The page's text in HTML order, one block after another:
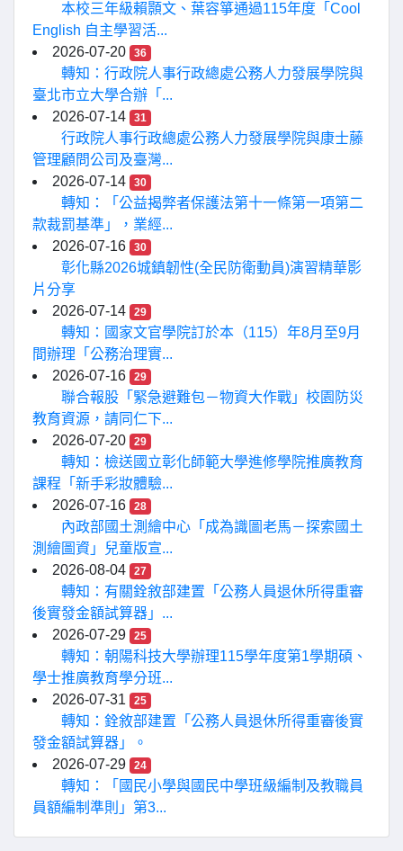
本校三年級賴顥文、葉容箏通過115年度「Cool
English 自主學習活...
2026-07-20
36
轉知：行政院人事行政總處公務人力發展學院與
臺北市立大學合辦「...
2026-07-14
31
行政院人事行政總處公務人力發展學院與康士藤
管理顧問公司及臺灣...
2026-07-14
30
轉知：「公益揭弊者保護法第十一條第一項第二
款裁罰基準」，業經...
2026-07-16
30
彰化縣2026城鎮韌性(全民防衛動員)演習精華影
片分享
2026-07-14
29
轉知：國家文官學院訂於本（115）年8月至9月
間辦理「公務治理實...
2026-07-16
29
聯合報股「緊急避難包－物資大作戰」校園防災
教育資源，請同仁下...
2026-07-20
29
轉知：檢送國立彰化師範大學進修學院推廣教育
課程「新手彩妝體驗...
2026-07-16
28
內政部國土測繪中心「成為識圖老馬－探索國土
測繪圖資」兒童版宣...
2026-08-04
27
轉知：有關銓敘部建置「公務人員退休所得重審
後實發金額試算器」...
2026-07-29
25
轉知：朝陽科技大學辦理115學年度第1學期碩、
學士推廣教育學分班...
2026-07-31
25
轉知：銓敘部建置「公務人員退休所得重審後實
發金額試算器」。
2026-07-29
24
轉知：「國民小學與國民中學班級編制及教職員
員額編制準則」第3...